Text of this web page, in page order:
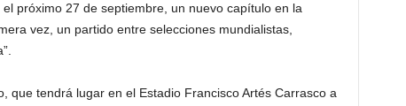
próximo 27 de septiembre, un nuevo capítulo en la
vez, un partido entre selecciones mundialistas,
que tendrá lugar en el Estadio Francisco Artés Carrasco a